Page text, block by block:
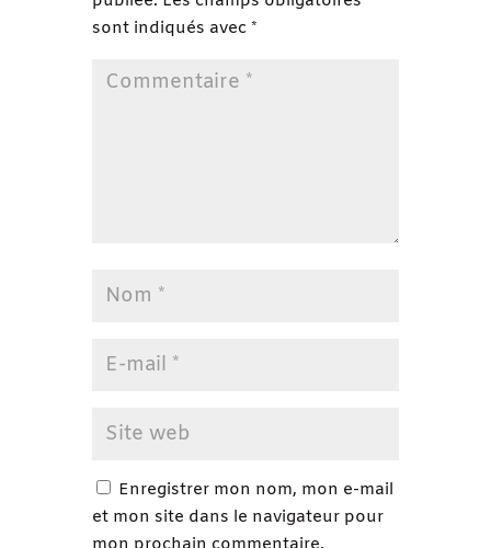
sont indiqués avec *
Enregistrer mon nom, mon e-mail
et mon site dans le navigateur pour